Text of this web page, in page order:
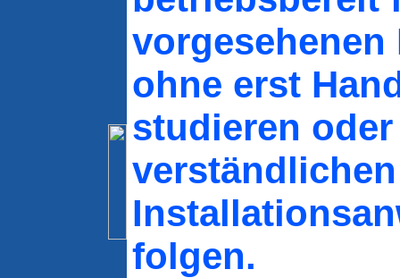
vorgesehenen
ohne erst
studieren
verständlichen
folgen.